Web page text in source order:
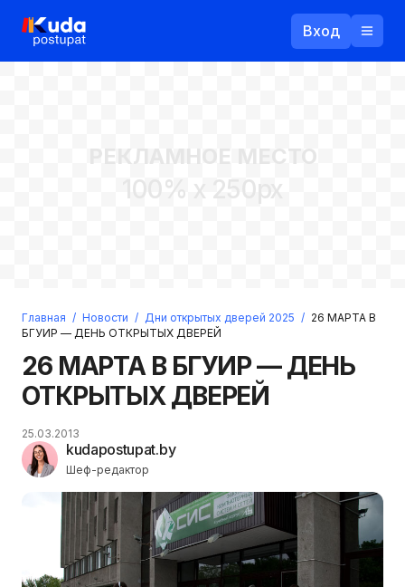
Вход
Войти
Регистрация
Прислать пароль
РЕКЛАМНОЕ МЕСТО
100% x 250px
Главная / Новости / Дни открытых дверей 2025 / 26 МАРТА В
БГУИР — ДЕНЬ ОТКРЫТЫХ ДВЕРЕЙ
26 МАРТА В БГУИР — ДЕНЬ
ОТКРЫТЫХ ДВЕРЕЙ
kudapostupat.by
Шеф-редактор
25.03.2013